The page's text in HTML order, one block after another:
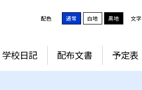
配色 通常 白地 黒地 文字
学校日記 配布文書 予定表